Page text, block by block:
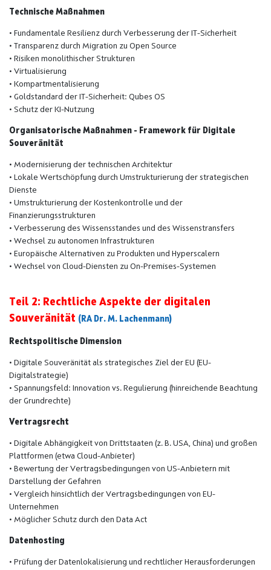
Technische Maßnahmen
• Fundamentale Resilienz durch Verbesserung der IT-Sicherheit
• Transparenz durch Migration zu Open Source
• Risiken monolithischer Strukturen
• Virtualisierung
• Kompartmentalisierung
• Goldstandard der IT-Sicherheit: Qubes OS
• Schutz der KI-Nutzung
Organisatorische Maßnahmen - Framework für Digitale
Souveränität
• Modernisierung der technischen Architektur
• Lokale Wertschöpfung durch Umstrukturierung der strategischen
Dienste
• Umstrukturierung der Kostenkontrolle und der
Finanzierungsstrukturen
• Verbesserung des Wissensstandes und des Wissenstransfers
• Wechsel zu autonomen Infrastrukturen
• Europäische Alternativen zu Produkten und Hyperscalern
• Wechsel von Cloud-Diensten zu On-Premises-Systemen
Teil 2: Rechtliche Aspekte der digitalen
Souveränität (RA Dr. M. Lachenmann)
Rechtspolitische Dimension
• Digitale Souveränität als strategisches Ziel der EU (EU-
Digitalstrategie)
• Spannungsfeld: Innovation vs. Regulierung (hinreichende Beachtung
der Grundrechte)
Vertragsrecht
• Digitale Abhängigkeit von Drittstaaten (z. B. USA, China) und großen
Plattformen (etwa Cloud-Anbieter)
• Bewertung der Vertragsbedingungen von US-Anbietern mit
Darstellung der Gefahren
• Vergleich hinsichtlich der Vertragsbedingungen von EU-
Unternehmen
• Möglicher Schutz durch den Data Act
Datenhosting
• Prüfung der Datenlokalisierung und rechtlicher Herausforderungen